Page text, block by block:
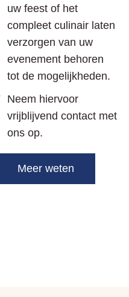
uw feest of het
compleet culinair laten
verzorgen van uw
evenement behoren
tot de mogelijkheden.
Neem hiervoor
vrijblijvend contact met
ons op.
Meer weten